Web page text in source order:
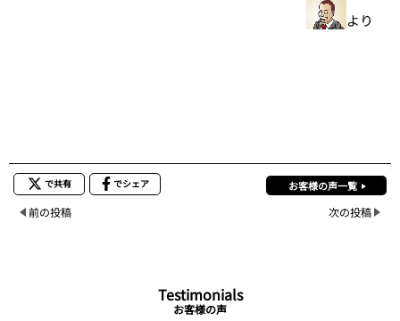
より
で共有 でシェア お客様の声一覧
前の投稿 次の投稿
Testimonials
お客様の声